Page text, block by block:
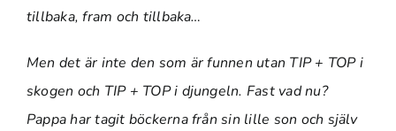
tillbaka, fram och tillbaka…
Men det är inte den som är funnen utan TIP + TOP i
skogen och TIP + TOP i djungeln. Fast vad nu?
Pappa har tagit böckerna från sin lille son och själv